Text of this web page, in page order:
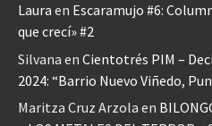
Laura en Escaramujo #6:
que crecí» #2
Silvana en Cientotrés PIM –
2024: “Barrio Nuevo Viñedo,
Maritza Cruz Arzola en